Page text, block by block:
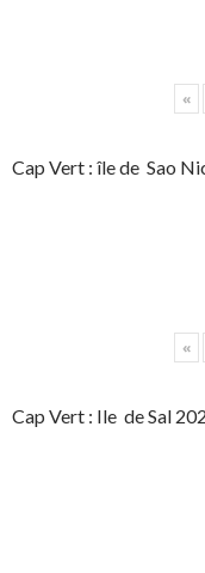
«
Cap Vert : île de Sao
«
Cap Vert : Ile de Sal